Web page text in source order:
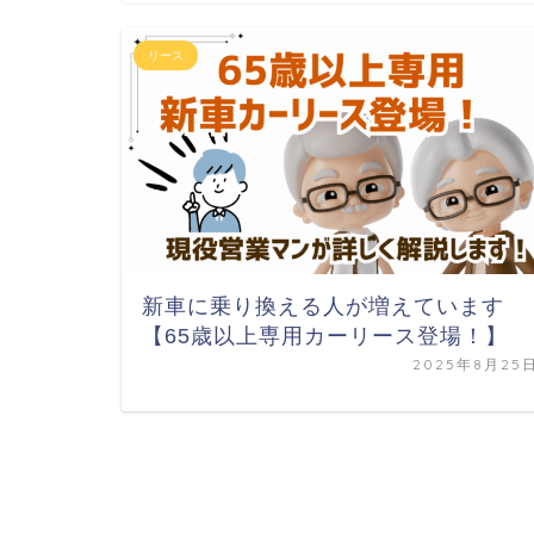
リース
新車に乗り換える人が増えています
【65歳以上専用カーリース登場！】
2025年8月25